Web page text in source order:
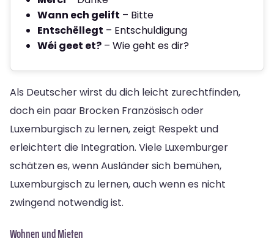
Wann ech gelift – Bitte
Entschëllegt – Entschuldigung
Wéi geet et? – Wie geht es dir?
Als Deutscher wirst du dich leicht zurechtfinden,
doch ein paar Brocken Französisch oder
Luxemburgisch zu lernen, zeigt Respekt und
erleichtert die Integration. Viele Luxemburger
schätzen es, wenn Ausländer sich bemühen,
Luxemburgisch zu lernen, auch wenn es nicht
zwingend notwendig ist.
Wohnen und Mieten